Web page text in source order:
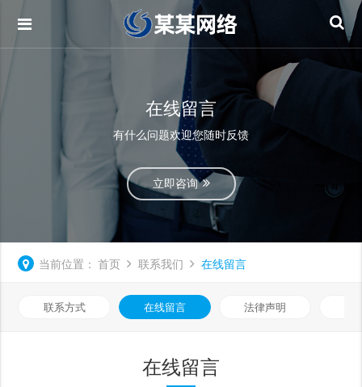
在线留言
有什么问题欢迎您随时反馈
立即咨询
当前位置： 首页 联系我们 在线留言
联系方式 在线留言 法律声明
在线留言